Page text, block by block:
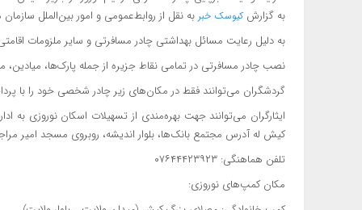
به گزارش کیوسک خبر به نقل از روابط‌عمومی و امور بین‌الملل
به دلیل رعایت مسائل بهداشتی چادر مسافرتی و سایر ملزومات
نصب چادر مسافرتی در تمامی نقاط جزیره از جمله پارک‌ها، میادین،
گردشگران می‌توانند فقط در مکان‌های زیر چادر شخصی خود را با پرداخت هزینه هر شب
کیش له آدرس مجتمع بانک‌ها، بلوار اندیشه، روبروی مسجد امیر
تلفن هماهنگی: ۰۷۶۴۴۴۲۳۹۲۳
مکان کمپ‌های نوروزی: